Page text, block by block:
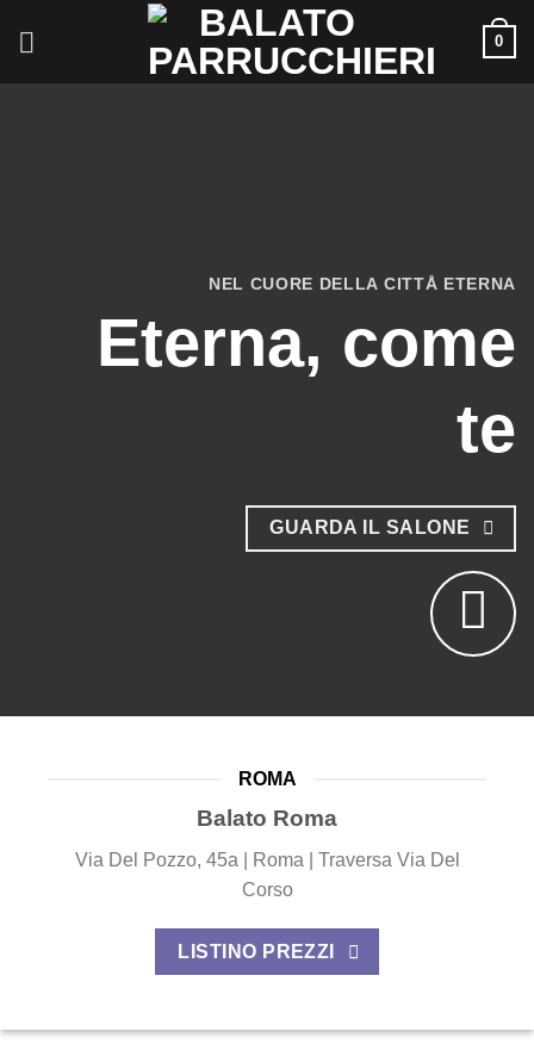
0
NEL CUORE DELLA CITTÅ ETERNA
Eterna, come
te
GUARDA IL SALONE
ROMA
Balato Roma
Via Del Pozzo, 45a | Roma | Traversa Via Del
Corso
LISTINO PREZZI